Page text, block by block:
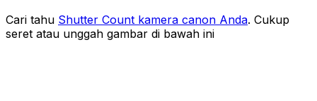
Cari tahu Shutter Count kamera canon Anda. Cukup
seret atau unggah gambar di bawah ini